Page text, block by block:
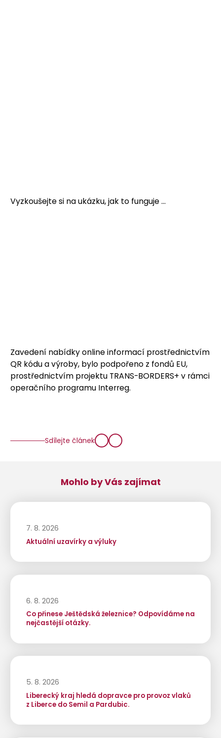
Vyzkoušejte si na ukázku, jak to funguje ...
Zavedení nabídky online informací prostřednictvím
QR kódu a výroby, bylo podpořeno z fondů EU,
prostřednictvím projektu TRANS-BORDERS+ v rámci
operačního programu Interreg.
Sdílejte článek
Mohlo by Vás zajímat
7. 8. 2026
Aktuální uzavírky a výluky
6. 8. 2026
Co přinese Ještědská železnice? Odpovídáme na
nejčastější otázky.
5. 8. 2026
Liberecký kraj hledá dopravce pro provoz vlaků
z Liberce do Semil a Pardubic.